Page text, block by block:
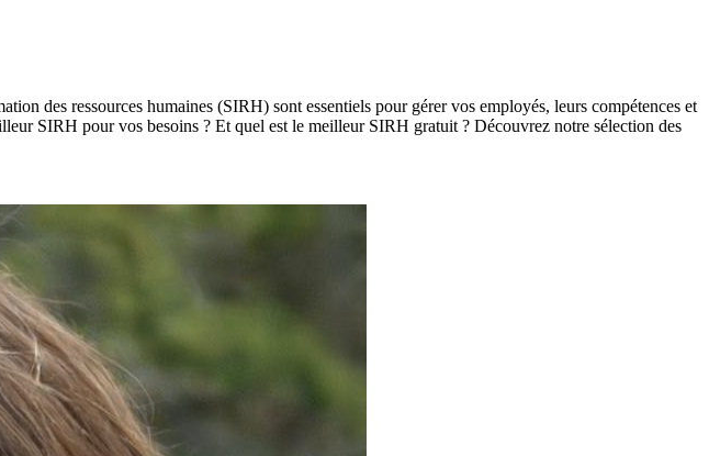
des ressources humaines (SIRH) sont essentiels pour gérer vos employés, leurs compétences et
SIRH pour vos besoins ? Et quel est le meilleur SIRH gratuit ? Découvrez notre sélection des